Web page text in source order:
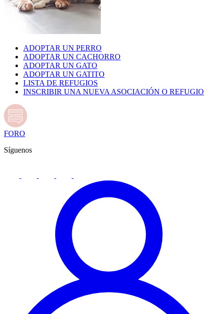
ADOPTAR UN PERRO
ADOPTAR UN CACHORRO
ADOPTAR UN GATO
ADOPTAR UN GATITO
LISTA DE REFUGIOS
INSCRIBIR UNA NUEVA ASOCIACIÓN O REFUGIO
FORO
Síguenos